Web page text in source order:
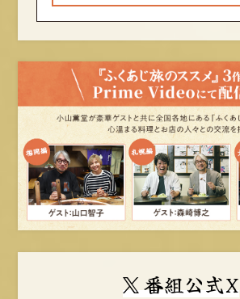
番組公式X